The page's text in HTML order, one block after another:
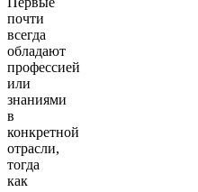
почти
всегда
обладают
профессией
или
знаниями
в
конкретной
отрасли,
тогда
как